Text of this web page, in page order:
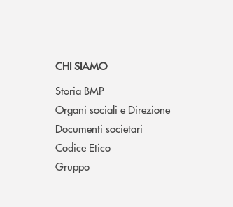
CHI SIAMO
Storia BMP
Organi sociali e Direzione
Documenti societari
Codice Etico
Gruppo